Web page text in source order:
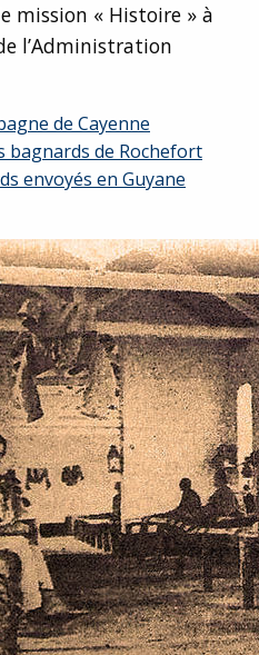
mission « Histoire » à
l’Administration
de Cayenne
bagnards de Rochefort
envoyés en Guyane